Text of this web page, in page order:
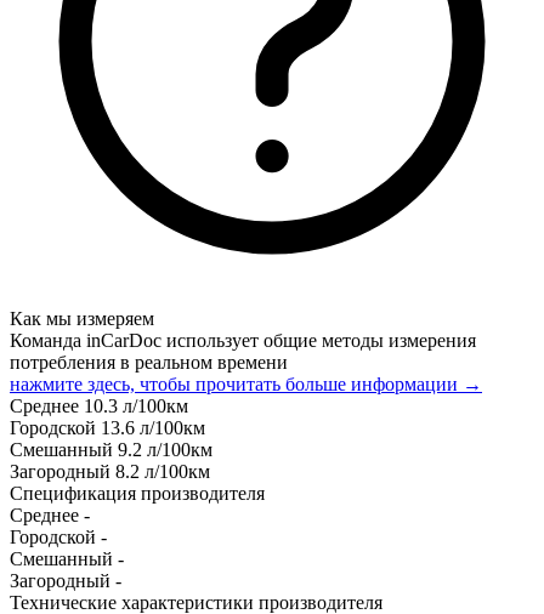
Как мы измеряем
Команда inCarDoc использует общие методы измерения
потребления в реальном времени
нажмите здесь, чтобы прочитать больше информации →
Среднее 10.3 л/100км
Городской 13.6 л/100км
Смешанный 9.2 л/100км
Загородный 8.2 л/100км
Спецификация производителя
Среднее -
Городской -
Смешанный -
Загородный -
Технические характеристики производителя